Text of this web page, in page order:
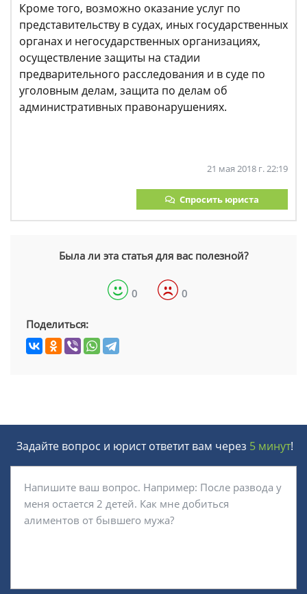
Кроме того, возможно оказание услуг по
представительству в судах, иных государственных
органах и негосударственных организациях,
осуществление защиты на стадии
предварительного расследования и в суде по
уголовным делам, защита по делам об
административных правонарушениях.
21 мая 2018 г. 22:19
Спросить юриста
Была ли эта статья для вас полезной?
0 0
Поделиться:
Задайте вопрос и юрист ответит вам через 5 минут!